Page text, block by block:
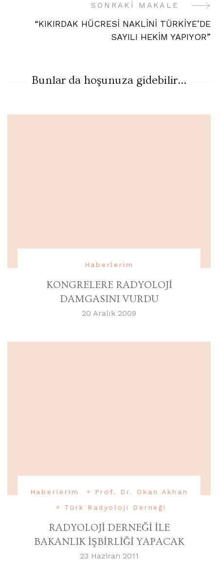
SONRAKI MAKALE
“KIKIRDAK HÜCRESİ NAKLİNİ TÜRKİYE’DE
SAYILI HEKİM YAPIYOR”
Bunlar da hoşunuza gidebilir...
Haberlerim
KONGRELERE RADYOLOJİ
DAMGASINI VURDU
20 Aralık 2009
Haberlerim
Prof. Dr. Okan Akhan
Türk Radyoloji Derneği
RADYOLOJİ DERNEĞİ İLE
BAKANLIK İŞBİRLİĞİ YAPACAK
23 Haziran 2011